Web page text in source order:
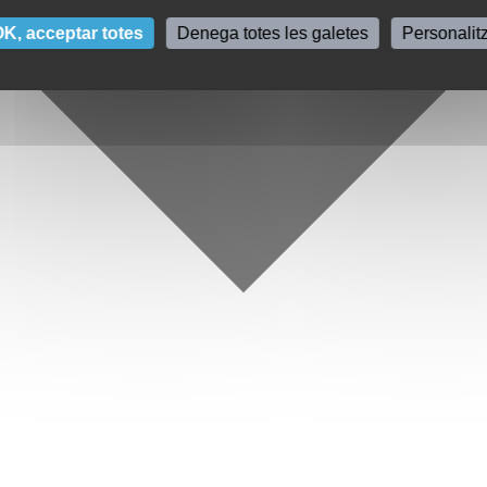
acceptar totes Denega totes les galetes